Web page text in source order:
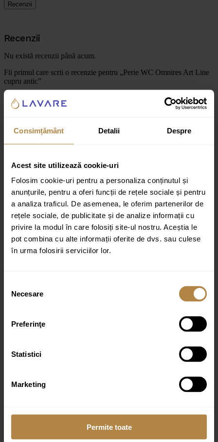
Consimțământ Detalii Despre
Acest site utilizează cookie-uri
Folosim cookie-uri pentru a personaliza conținutul și
anunțurile, pentru a oferi funcții de rețele sociale și pentru
a analiza traficul. De asemenea, le oferim partenerilor de
rețele sociale, de publicitate și de analize informații cu
privire la modul în care folosiți site-ul nostru. Aceștia le
pot combina cu alte informații oferite de dvs. sau culese
în urma folosirii serviciilor lor.
consimțământului
Necesare
Preferinţe
Statistici
Marketing
Permite toate
Recenzii
Recenzii
Nu există recenzii până acum.
Fii primul care scrii o recenzie pentru „Perie WC Omnires Art Line
cupru antic”
Adresa ta de email nu va fi publicată.
Câmpurile obligatorii sunt
marcate cu*
Nume*
Email *
Perie WC Omnires Art Line alama periata
Suport hartie igienica Omnires Art Line alama periata